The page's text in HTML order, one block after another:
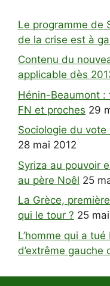
Le programme de
de la crise est à
Contenu du
applicable dès
Hénin-Beaumont :
FN et proches 29
Sociologie du
28 mai 2012
Syriza au pouvoir
au père Noêl 25
La Grèce,
qui le tour ? 25
L’homme qui a
d’extrême gauche